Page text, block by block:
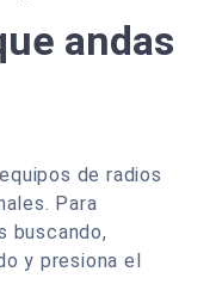
andas
de radios
Para
buscando,
y presiona el